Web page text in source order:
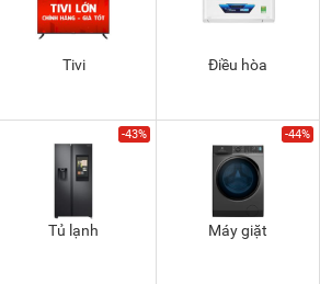
Tivi Điều hòa
-43%
Tủ lạnh
-44%
Máy giặt